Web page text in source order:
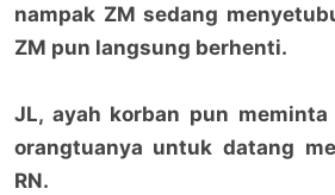
nampak ZM sedang
ZM pun langsung berhenti.
JL, ayah korban pun
orangtuanya untuk datang
RN.